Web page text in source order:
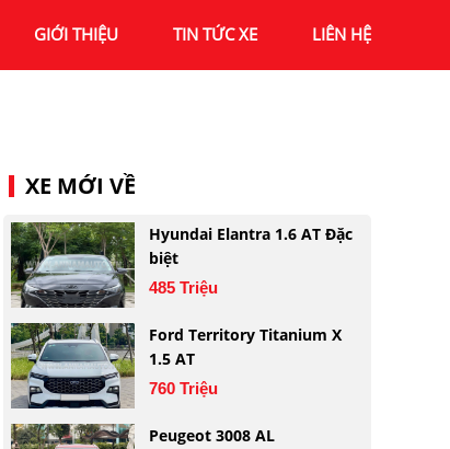
GIỚI THIỆU TIN TỨC XE LIÊN HỆ
XE MỚI VỀ
Hyundai Elantra 1.6 AT Đặc
biệt
485 Triệu
Ford Territory Titanium X
1.5 AT
760 Triệu
Peugeot 3008 AL